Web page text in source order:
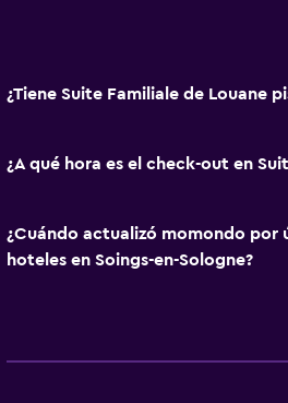
¿Tiene Suite Familiale de Louane
¿A qué hora es el check-out en
¿Cuándo actualizó momondo por
hoteles en Soings-en-Sologne?